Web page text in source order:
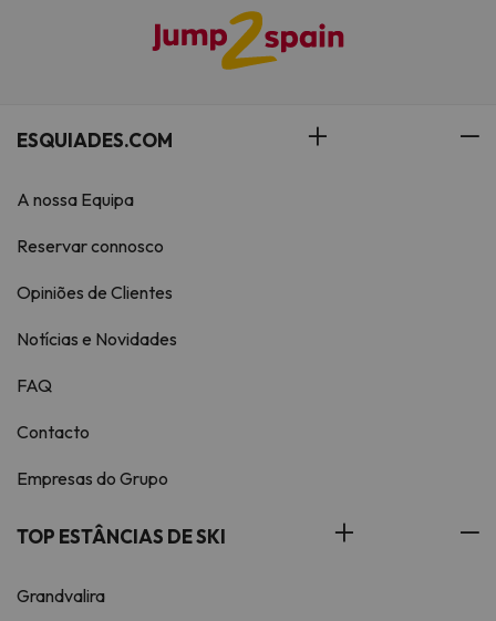
ESQUIADES.COM
A nossa Equipa
Reservar connosco
Opiniões de Clientes
Notícias e Novidades
FAQ
Contacto
Empresas do Grupo
TOP ESTÂNCIAS DE SKI
Grandvalira